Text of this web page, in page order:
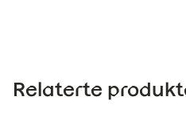
Relaterte